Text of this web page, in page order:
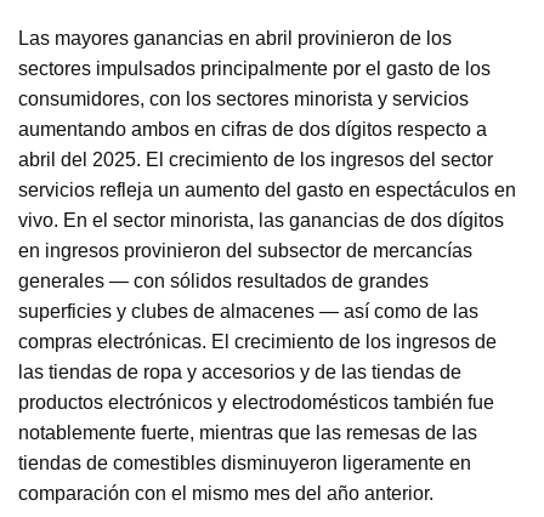
Las mayores ganancias en abril provinieron de los
sectores impulsados principalmente por el gasto de los
consumidores, con los sectores minorista y servicios
aumentando ambos en cifras de dos dígitos respecto a
abril del 2025. El crecimiento de los ingresos del sector
servicios refleja un aumento del gasto en espectáculos en
vivo. En el sector minorista, las ganancias de dos dígitos
en ingresos provinieron del subsector de mercancías
generales — con sólidos resultados de grandes
superficies y clubes de almacenes — así como de las
compras electrónicas. El crecimiento de los ingresos de
las tiendas de ropa y accesorios y de las tiendas de
productos electrónicos y electrodomésticos también fue
notablemente fuerte, mientras que las remesas de las
tiendas de comestibles disminuyeron ligeramente en
comparación con el mismo mes del año anterior.